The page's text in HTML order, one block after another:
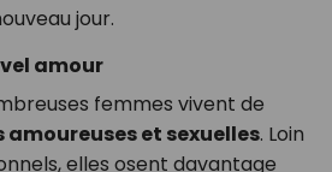
jour.
amour
femmes vivent de
et sexuelles. Loin
elles osent davantage